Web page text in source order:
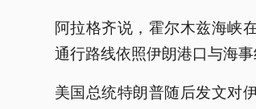
阿拉格齐说，霍尔木兹海峡
通行路线依照伊朗港口与海
美国总统特朗普随后发文对